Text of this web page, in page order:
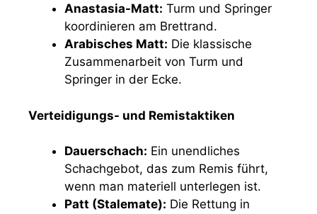
Anastasia-Matt: Turm und Springer
koordinieren am Brettrand.
Arabisches Matt: Die klassische
Zusammenarbeit von Turm und
Springer in der Ecke.
Verteidigungs- und Remistaktiken
Dauerschach: Ein unendliches
Schachgebot, das zum Remis führt,
wenn man materiell unterlegen ist.
Patt (Stalemate): Die Rettung in